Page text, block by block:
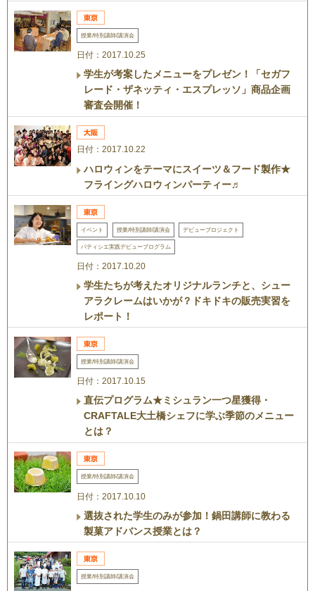
授業/特別講師/講演会
日付：2017.10.25
学生が考案したメニューをプレゼン！「セガフ
レード・ザネッティ・エスプレッソ」商品企画
審査会開催！
日付：2017.10.22
ハロウィンをテーマにスイーツ＆フード製作★
フライングハロウィンパーティー♬
イベント 授業/特別講師/講演会 デビュープロジェクト
パティシエ実践デビュープログラム
日付：2017.10.20
学生たちが考えたオリジナルランチと、シュー
アラクレームはいかが？ドキドキの販売実習を
レポート！
授業/特別講師/講演会
日付：2017.10.15
直伝プログラム★ミシュラン一つ星獲得・
CRAFTALE大土橋シェフに学ぶ季節のメニュー
とは？
授業/特別講師/講演会
日付：2017.10.10
選抜された学生のみが参加！鍋田講師に教わる
製菓アドバンス授業とは？
授業/特別講師/講演会